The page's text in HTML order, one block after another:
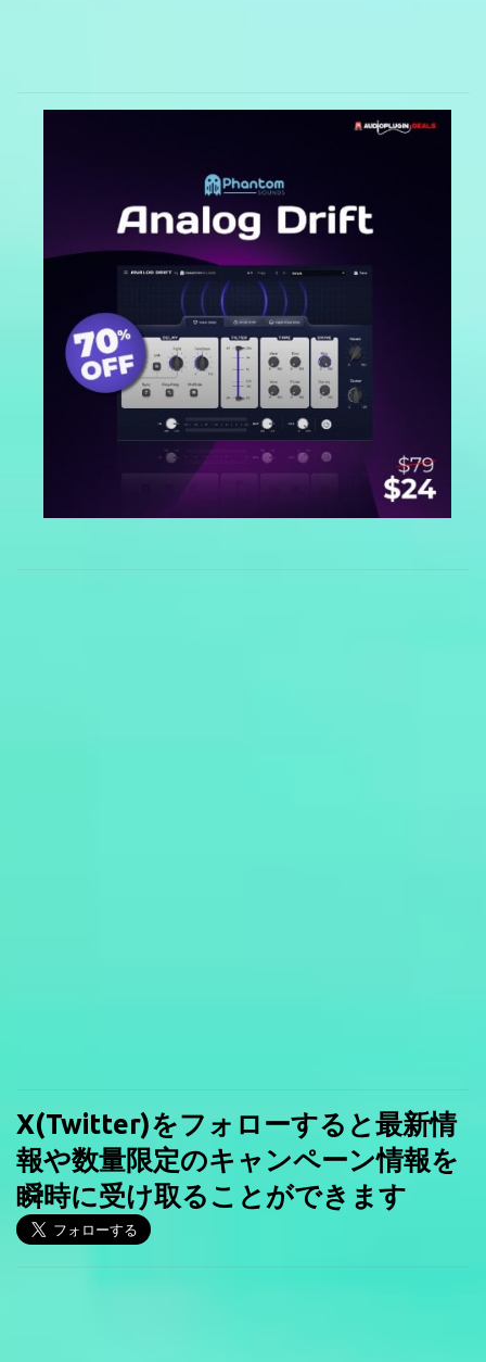
X(Twitter)をフォローすると最新情
報や数量限定のキャンペーン情報を
瞬時に受け取ることができます